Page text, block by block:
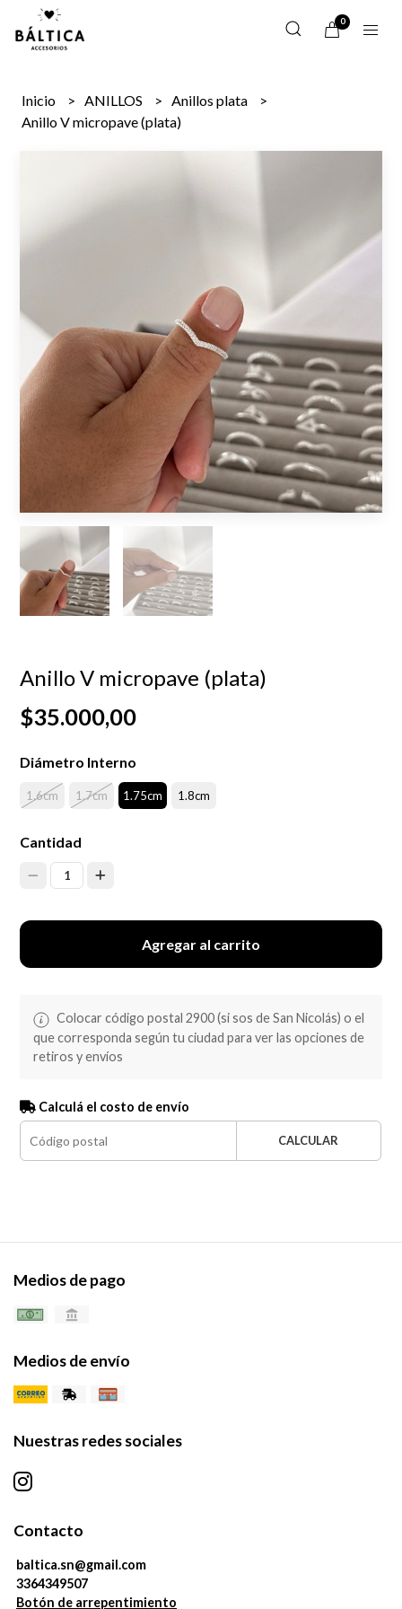
0
Inicio ANILLOS
Anillos plata
Anillo V micropave (plata)
Anillo V micropave (plata)
$35.000,00
Diámetro Interno
1.6cm 1.7cm 1.75cm 1.8cm
Cantidad
1
Agregar al carrito
Colocar código postal 2900 (si sos de San Nicolás) o el
que corresponda según tu ciudad para ver las opciones de
retiros y envíos
Calculá el costo de envío
CALCULAR
Medios de pago
Medios de envío
Nuestras redes sociales
Contacto
baltica.sn@gmail.com
3364349507
Botón de arrepentimiento